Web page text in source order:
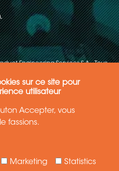
sur ce site pour
utilisateur
Accepter, vous
fassions.
Statistics
Marketing
Engineering Services S.A. - Tous
des données
de ventes
détails et les spécifications sont